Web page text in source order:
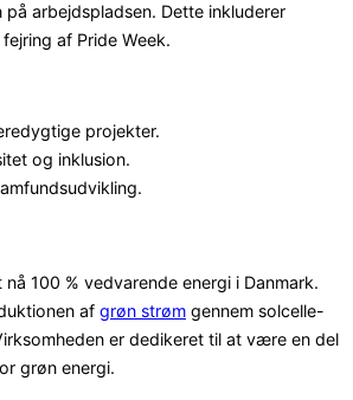
arbejdspladsen. Dette inkluderer
af Pride Week.
projekter.
og inklusion.
100 % vedvarende energi i Danmark.
af grøn strøm gennem solcelle-
er dedikeret til at være en del
grøn energi.